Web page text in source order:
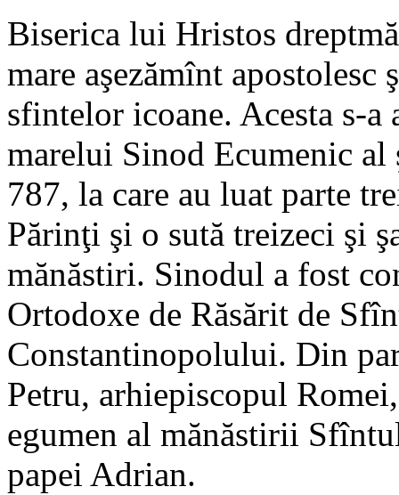
Biserica lui Hristos
mare aşezămînt
sfintelor icoane. Acesta s-
marelui Sinod Ecumenic al
787, la care au luat parte
Părinţi şi o sută treizeci şi
mănăstiri. Sinodul a fost
Ortodoxe de Răsărit de
Constantinopolului. Din
Petru, arhiepiscopul
egumen al mănăstirii
papei Adrian.